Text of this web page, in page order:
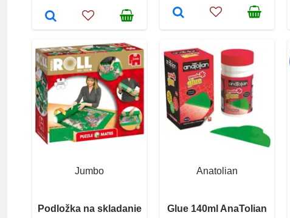
Jumbo
Podložka na skladanie
Anatolian
Glue 140ml AnaTolian